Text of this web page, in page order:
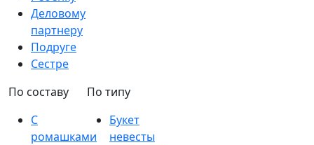
Деловому
партнеру
Подруге
Сестре
По составу
С
ромашками
По типу
Букет
невесты